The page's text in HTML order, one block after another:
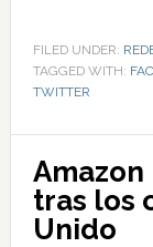
FILED UNDER:
TAGGED WITH:
TWITTER
tras los
Unido